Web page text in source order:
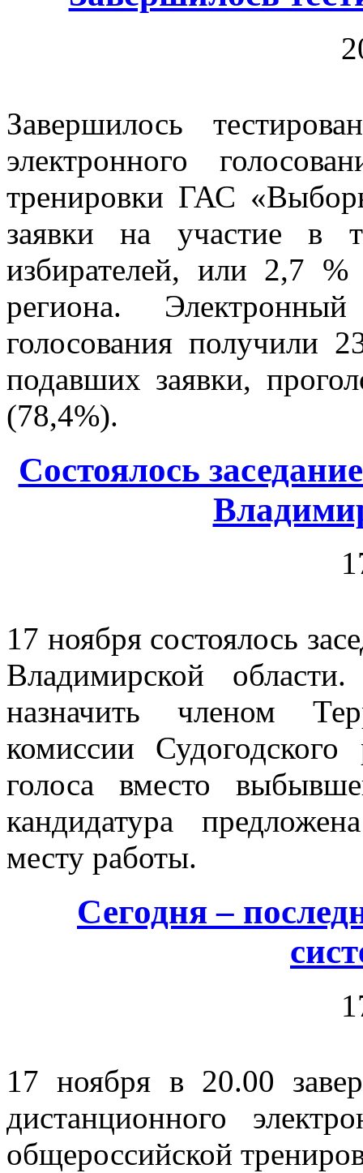
Завершилось
электронного
тренировки ГАС
заявки на участие в
избирателей, или 2,7 %
региона.
голосования получили
подавших заявки,
(78,4%).
Состоялось
17 ноября состоялось
Владимирской
назначить членом
комиссии
голоса вместо
кандидатура
месту работы.
Сегодня –
17 ноября в 20.00
дистанционного
общероссийской